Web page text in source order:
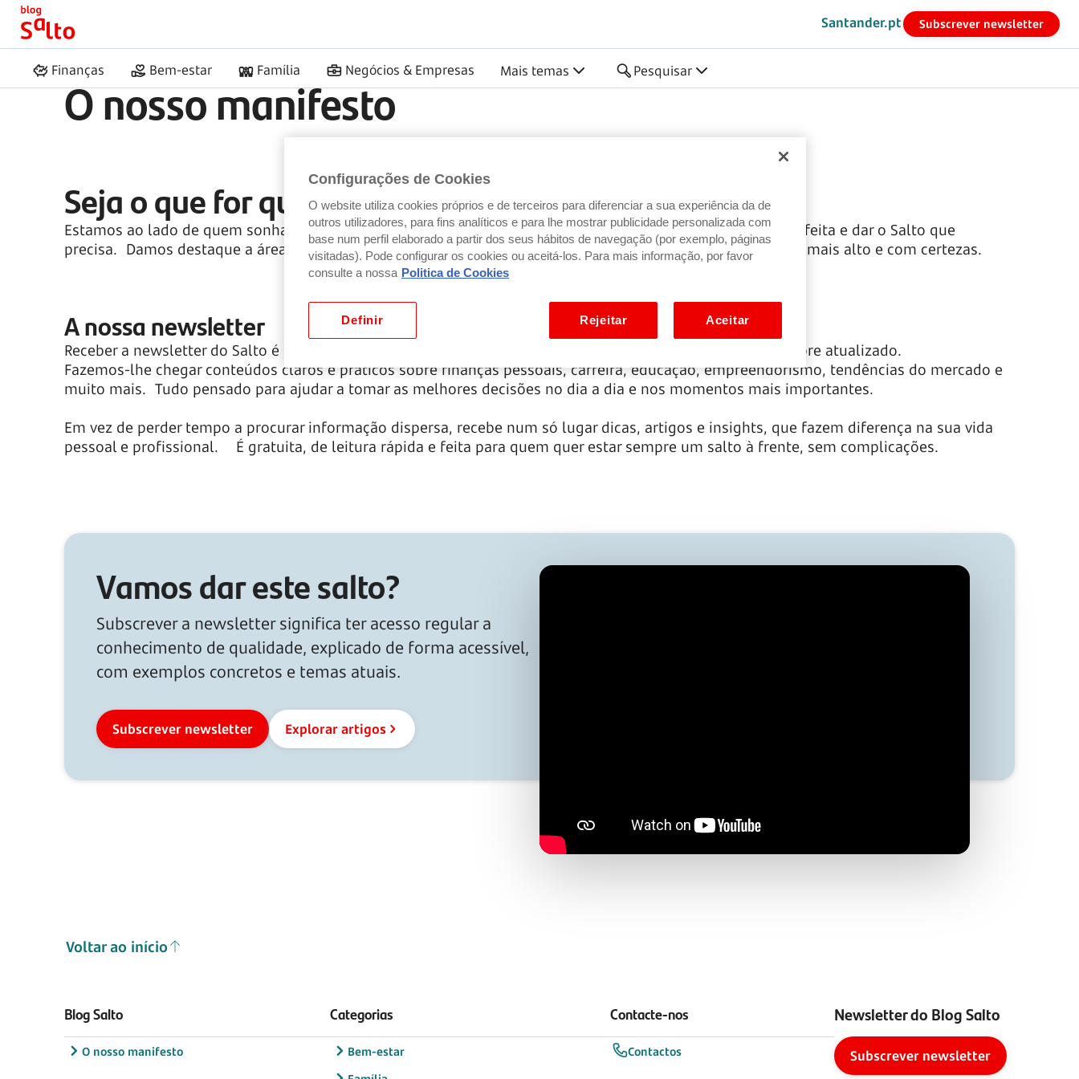
Santander.pt Subscrever newsletter
Finanças Bem-estar Família Negócios & Empresas Mais temas Pesquisar
Início
O nosso manifesto
Seja o que for que vai começar, saltamos consigo
Estamos ao lado de quem sonha. Abrimos portas ao conhecimento, para que possa encontrar a fórmula perfeita e dar o Salto que
precisa. Damos destaque a áreas fundamentais da vida e promovemos a literacia financeira, para que salte mais alto e com certezas.
A nossa newsletter
Receber a newsletter do Salto é como ter um guia de confiança na sua caixa de entrada: simples, útil e sempre atualizado.
Fazemos-lhe chegar conteúdos claros e práticos sobre finanças pessoais, carreira, educação, empreendorismo, tendências do mercado e
muito mais. Tudo pensado para ajudar a tomar as melhores decisões no dia a dia e nos momentos mais importantes.
Em vez de perder tempo a procurar informação dispersa, recebe num só lugar dicas, artigos e insights, que fazem diferença na sua vida
pessoal e profissional. É gratuita, de leitura rápida e feita para quem quer estar sempre um salto à frente, sem complicações.
Vamos dar este salto?
Subscrever a newsletter significa ter acesso regular a
conhecimento de qualidade, explicado de forma acessível,
com exemplos concretos e temas atuais.
Subscrever newsletter Explorar artigos
Voltar ao início
Blog Salto
O nosso manifesto
Categorias
Bem-estar
Contacte-nos
Contactos
Newsletter do Blog Salto
Subscrever newsletter
Configurações de Cookies
O website utiliza cookies próprios e de terceiros para diferenciar a sua experiência da de
outros utilizadores, para fins analíticos e para lhe mostrar publicidade personalizada com
base num perfil elaborado a partir dos seus hábitos de navegação (por exemplo, páginas
visitadas). Pode configurar os cookies ou aceitá-los. Para mais informação, por favor
consulte a nossa Politica de Cookies
Definir Rejeitar Aceitar